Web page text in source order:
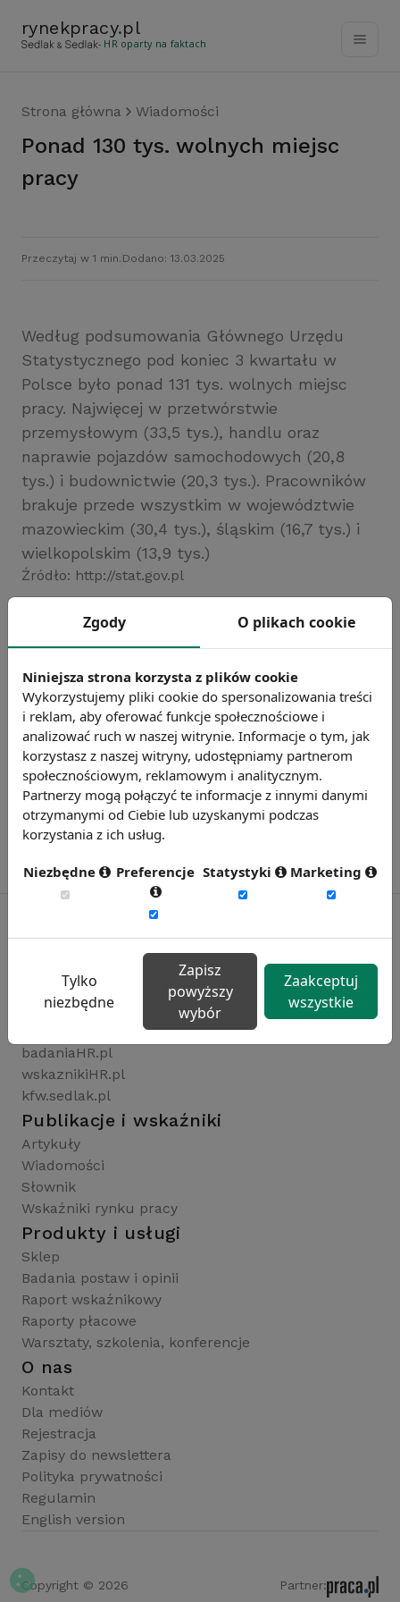
rynekpracy.pl
- HR oparty na faktach
Strona główna Wiadomości
Ponad 130 tys. wolnych miejsc
pracy
Przeczytaj w 1 min. Dodano: 13.03.2025
Według podsumowania Głównego Urzędu
Statystycznego pod koniec 3 kwartału w
Polsce było ponad 131 tys. wolnych miejsc
pracy. Najwięcej w przetwórstwie
przemysłowym (33,5 tys.), handlu oraz
naprawie pojazdów samochodowych (20,8
tys.) i budownictwie (20,3 tys.). Pracowników
brakuje przede wszystkim w województwie
mazowieckim (30,4 tys.), śląskim (16,7 tys.) i
wielkopolskim (13,9 tys.)
Źródło: http://stat.gov.pl
Zobacz więcej wiadomości
Rynekpracy.pl
sedlak.pl
wynagrodzenia.pl
raportyplacowe.pl
badaniaHR.pl
wskaznikiHR.pl
kfw.sedlak.pl
Publikacje i wskaźniki
Artykuły
Wiadomości
Słownik
Wskaźniki rynku pracy
Produkty i usługi
Sklep
Badania postaw i opinii
Raport wskaźnikowy
Raporty płacowe
Warsztaty, szkolenia, konferencje
O nas
Kontakt
Dla mediów
Rejestracja
Zapisy do newslettera
Polityka prywatności
Regulamin
English version
Copyright © 2026 Partner:
Zgody O plikach cookie
Niniejsza strona korzysta z plików cookie
Wykorzystujemy pliki cookie do spersonalizowania treści
i reklam, aby oferować funkcje społecznościowe i
analizować ruch w naszej witrynie. Informacje o tym, jak
korzystasz z naszej witryny, udostępniamy partnerom
społecznościowym, reklamowym i analitycznym.
Partnerzy mogą połączyć te informacje z innymi danymi
otrzymanymi od Ciebie lub uzyskanymi podczas
korzystania z ich usług.
Niezbędne Preferencje Statystyki Marketing
Tylko
niezbędne
Zapisz
powyższy
wybór
Zaakceptuj
wszystkie